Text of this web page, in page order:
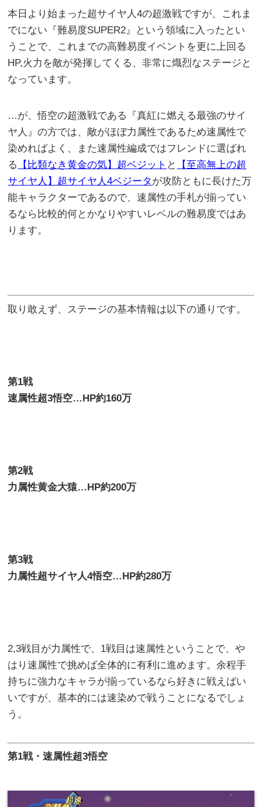
本日より始まった超サイヤ人4の超激戦ですが、これま
でにない『難易度SUPER2』という領域に入ったとい
うことで、これまでの高難易度イベントを更に上回る
HP,火力を敵が発揮してくる、非常に熾烈なステージと
なっています。
…が、悟空の超激戦である『真紅に燃える最強のサイ
ヤ人』の方では、敵がほぼ力属性であるため速属性で
染めればよく、また速属性編成ではフレンドに選ばれ
る
【比類なき黄金の気】超ベジット と
【至高無上の超
サイヤ人】超サイヤ人4ベジータ が攻防ともに長けた万
能キャラクターであるので、速属性の手札が揃ってい
るなら比較的何とかなりやすいレベルの難易度ではあ
ります。
取り敢えず、ステージの基本情報は以下の通りです。
第1戦
速属性超3悟空…HP約160万
第2戦
力属性黄金大猿…HP約200万
第3戦
力属性超サイヤ人4悟空…HP約280万
2,3戦目が力属性で、1戦目は速属性ということで、や
はり速属性で挑めば全体的に有利に進めます。余程手
持ちに強力なキャラが揃っているなら好きに戦えばい
いですが、基本的には速染めで戦うことになるでしょ
う。
第1戦・速属性超3悟空